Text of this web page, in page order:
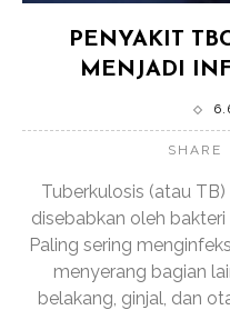
PENYAKIT
MENJADI
SHARE
Tuberkulosis (atau
disebabkan oleh
Paling sering
menyerang bagian
belakang, ginjal, dan